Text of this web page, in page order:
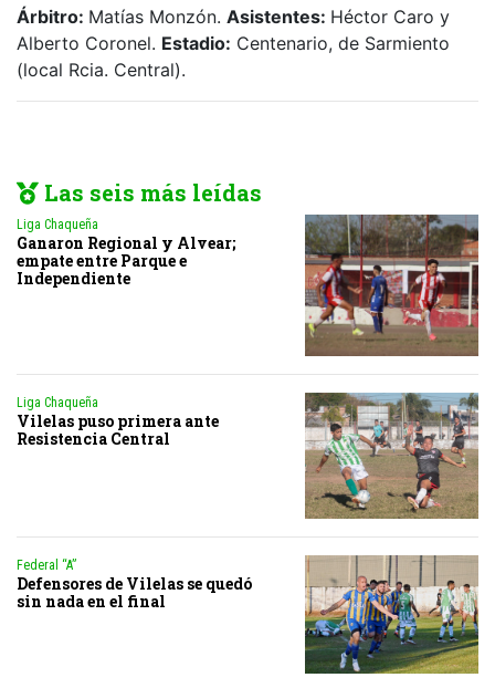
Árbitro: Matías Monzón. Asistentes: Héctor Caro y
Alberto Coronel. Estadio: Centenario, de Sarmiento
(local Rcia. Central).
Las seis más leídas
Liga Chaqueña
Ganaron Regional y Alvear;
empate entre Parque e
Independiente
Liga Chaqueña
Vilelas puso primera ante
Resistencia Central
Federal “A”
Defensores de Vilelas se quedó
sin nada en el final